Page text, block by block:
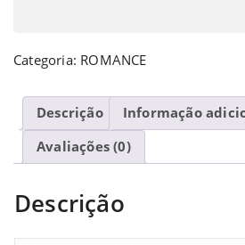
Categoria: ROMANCE
Descrição
Informação
Avaliações (0)
Descrição